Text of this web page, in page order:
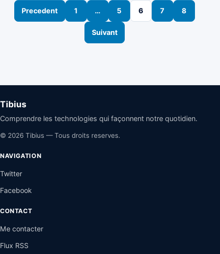
Navigation des articles
Precedent 1 … 5 6 7 8
Suivant
Tibius
Comprendre les technologies qui façonnent notre quotidien.
© 2026 Tibius — Tous droits reserves.
NAVIGATION
Twitter
Facebook
CONTACT
Me contacter
Flux RSS